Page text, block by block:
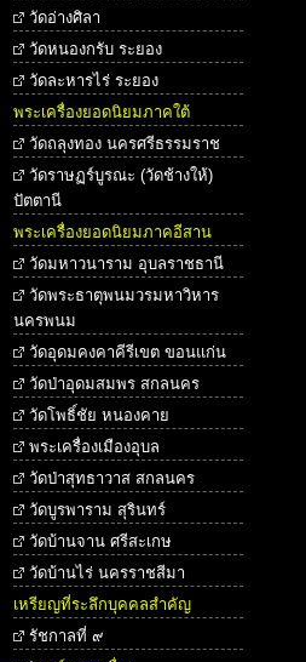
วัดอ่างศิลา
วัดหนองกรับ ระยอง
วัดละหารไร่ ระยอง
พระเครื่องยอดนิยมภาคใต้
วัดถลุงทอง นครศรีธรรมราช
วัดราษฏร์บูรณะ (วัดช้างให้)
ปัตตานี
พระเครื่องยอดนิยมภาคอีสาน
วัดมหาวนาราม อุบลราชธานี
วัดพระธาตุพนมวรมหาวิหาร
นครพนม
วัดอุดมคงคาคีรีเขต ขอนแก่น
วัดป่าอุดมสมพร สกลนคร
วัดโพธิ์ชัย หนองคาย
พระเครื่องเมืองอุบล
วัดป่าสุทธาวาส สกลนคร
วัดบูรพาราม สุรินทร์
วัดบ้านจาน ศรีสะเกษ
วัดบ้านไร่ นครราชสีมา
เหรียญที่ระลึกบุคคลสำคัญ
รัชกาลที่ ๙